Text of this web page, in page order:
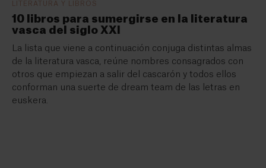
LITERATURA Y LIBROS
10 libros para sumergirse en la literatura
vasca del siglo XXI
La lista que viene a continuación conjuga distintas almas
de la literatura vasca, reúne nombres consagrados con
otros que empiezan a salir del cascarón y todos ellos
conforman una suerte de dream team de las letras en
euskera.